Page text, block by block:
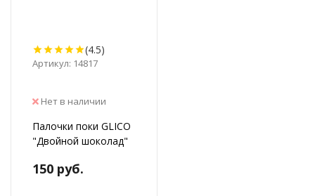
(4.5)
Артикул: 14817
Нет в наличии
Палочки поки GLICO
"Двойной шоколад"
150 руб.